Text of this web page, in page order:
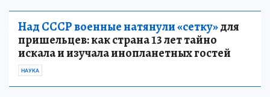
Над СССР военные натянули «сетку»для
пришельцев: как страна 13 лет тайно
искала и изучала инопланетных гостей
НАУКА